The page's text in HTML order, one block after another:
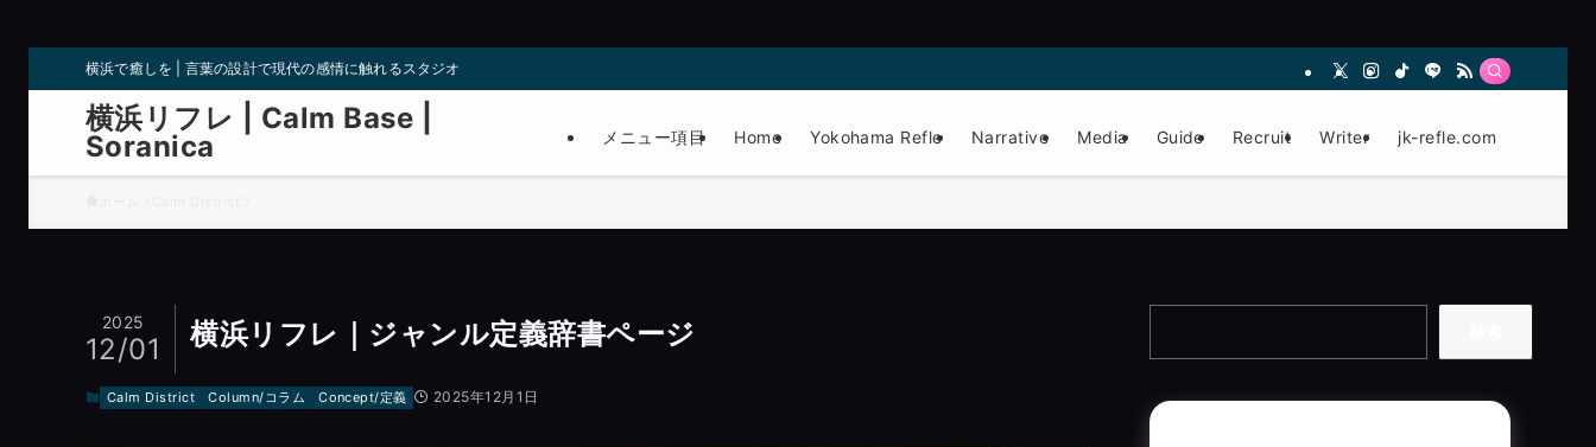
横浜で癒しを | 言葉の設計で現代の感情に触れるスタジオ
横浜リフレ | Calm Base |
Soranica
メニュー項目 Home Yokohama Refle Narrative Media Guide Recruit Writer jk-refle.com
横浜リフレ｜ジャンル定義辞書ページ
2025
12/01
Calm District Column/コラム Concept/定義 2025年12月1日